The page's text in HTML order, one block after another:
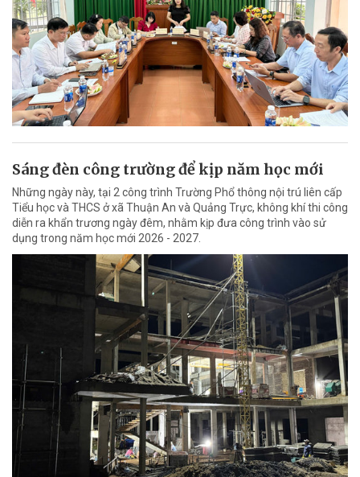
Sáng đèn công trường để kịp năm học mới
Những ngày này, tại 2 công trình Trường Phổ thông nội trú liên cấp
Tiểu học và THCS ở xã Thuận An và Quảng Trực, không khí thi công
diễn ra khẩn trương ngày đêm, nhằm kịp đưa công trình vào sử
dụng trong năm học mới 2026 - 2027.